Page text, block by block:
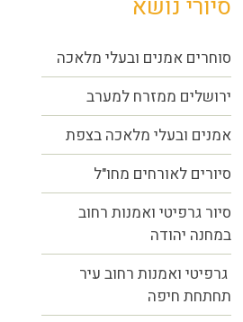
סיורי נושא
סוחרים אמנים ובעלי מלאכה
ירושלים ממזרח למערב
אמנים ובעלי מלאכה בצפת
סיורים לאורחים מחו"ל
סיור גרפיטי ואמנות רחוב
במחנה יהודה
גרפיטי ואמנות רחוב עיר
תחתחת חיפה